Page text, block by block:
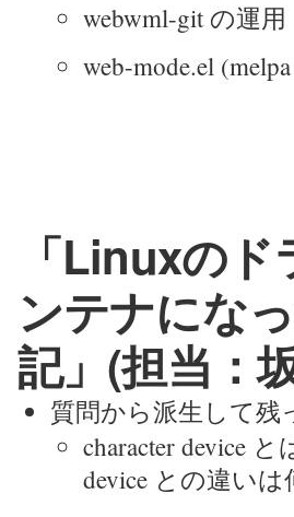
webwml-git の運用
web-mode.el
「Linuxの
ンテナにな
記」(担当：
質問から派生して残
character device
device との違いは